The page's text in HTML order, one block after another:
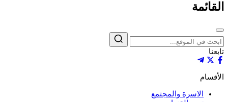
القائمة
إغلاق
بحث
تابعنا
الأقسام
الاسرة والمجتمع